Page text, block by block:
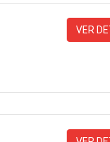
VER